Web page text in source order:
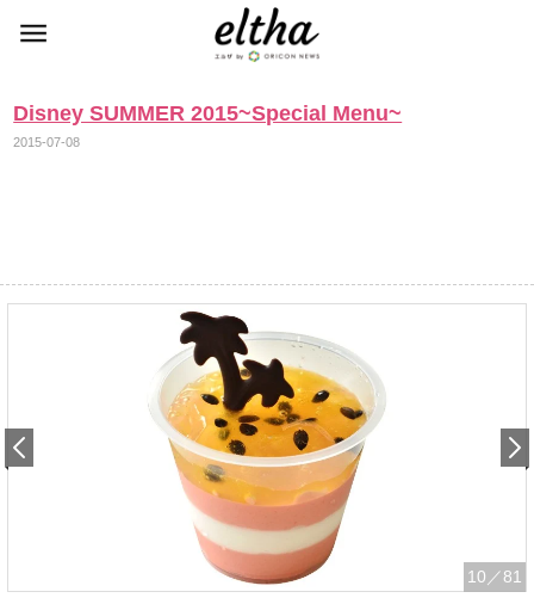
Disney SUMMER 2015~Special Menu~
2015-07-08
10 ／81